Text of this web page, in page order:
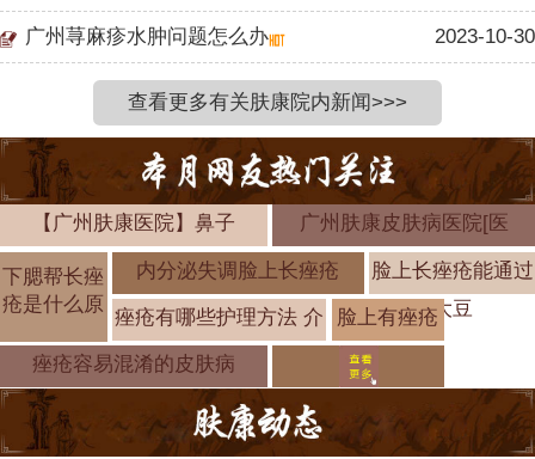
广州荨麻疹水肿问题怎么办 2023-10-30
查看更多有关肤康院内新闻>>>
【广州肤康医院】鼻子 广州肤康皮肤病医院[医
下腮帮长痤
疮是什么原
内分泌失调脸上长痤疮
脸上长痤疮能通过
大豆
痤疮有哪些护理方法 介
脸上有痤疮
会有哪些症
痤疮容易混淆的皮肤病